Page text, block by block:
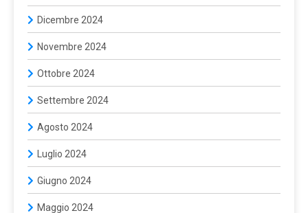
Dicembre 2024
Novembre 2024
Ottobre 2024
Settembre 2024
Agosto 2024
Luglio 2024
Giugno 2024
Maggio 2024